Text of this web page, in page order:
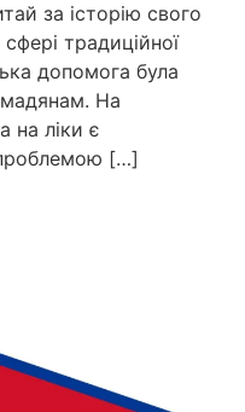
за історію свого
традиційної
допомога була
На
на ліки є
[…]